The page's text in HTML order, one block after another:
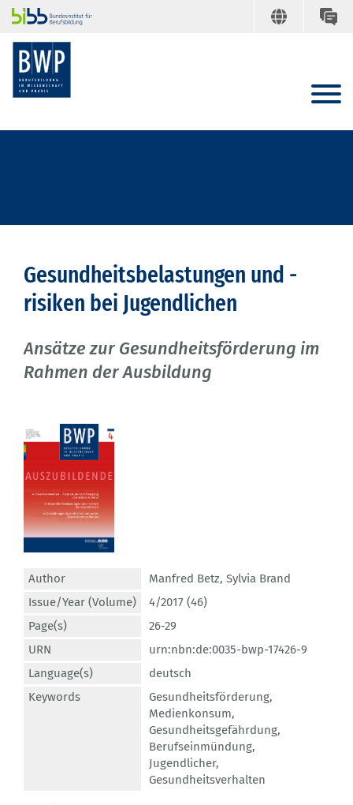
Gesundheitsbelastungen und -
risiken bei Jugendlichen
Ansätze zur Gesundheitsförderung im
Rahmen der Ausbildung
Author Manfred Betz, Sylvia Brand
Issue/Year (Volume)
4/2017 (46)
Page(s)
26-29
URN
urn:nbn:de:0035-bwp-17426-9
Language(s)
deutsch
Keywords
Gesundheitsförderung,
Medienkonsum,
Gesundheitsgefährdung,
Berufseinmündung,
Jugendlicher,
Gesundheitsverhalten